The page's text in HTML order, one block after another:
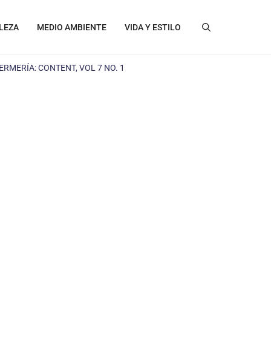
MEDIO AMBIENTE VIDA Y ESTILO
CONTENT, VOL 7 NO. 1